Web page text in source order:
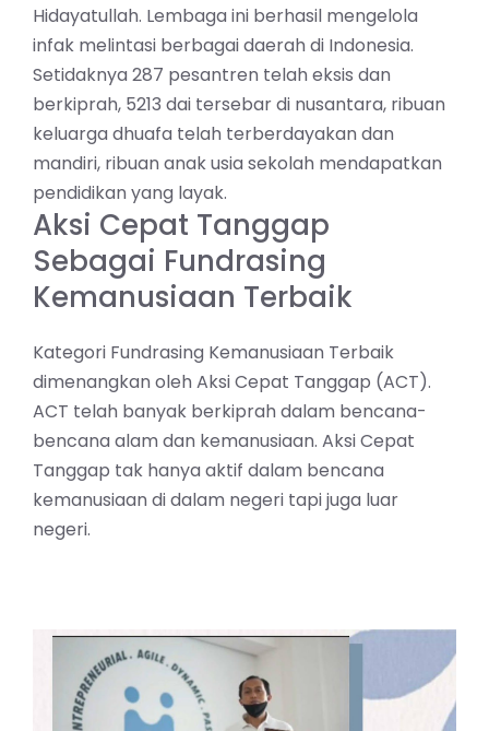
Hidayatullah. Lembaga ini berhasil mengelola
infak melintasi berbagai daerah di Indonesia.
Setidaknya 287 pesantren telah eksis dan
berkiprah, 5213 dai tersebar di nusantara, ribuan
keluarga dhuafa telah terberdayakan dan
mandiri, ribuan anak usia sekolah mendapatkan
pendidikan yang layak.
Aksi Cepat Tanggap
Sebagai Fundrasing
Kemanusiaan Terbaik
Kategori Fundrasing Kemanusiaan Terbaik
dimenangkan oleh Aksi Cepat Tanggap (ACT).
ACT telah banyak berkiprah dalam bencana-
bencana alam dan kemanusiaan. Aksi Cepat
Tanggap tak hanya aktif dalam bencana
kemanusiaan di dalam negeri tapi juga luar
negeri.